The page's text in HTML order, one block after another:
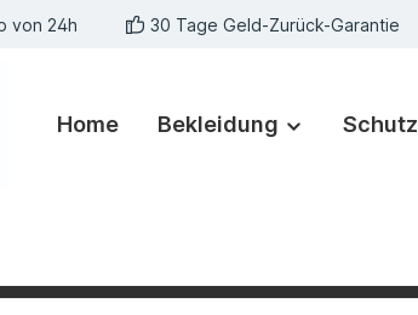
von 24h 30 Tage Geld-Zurück-Garantie
Home Bekleidung Schutz